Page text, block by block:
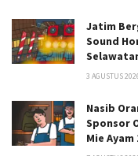
Jatim
Sound
3 AGUSTUS
Nasib
Sponsor
Mie Ayam